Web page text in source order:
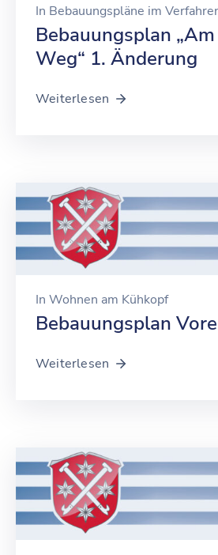
In Bebauungspläne im
Bebauungsplan
Weg“ 1. Änderung
Weiterlesen
In Wohnen am Kühkopf
Bebauungsplan
Weiterlesen